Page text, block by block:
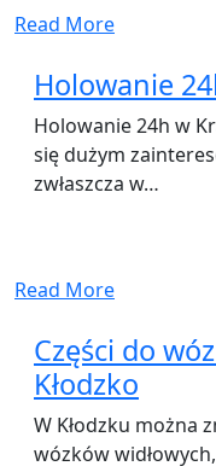
Read More
Holowanie
Holowanie 24h w
się dużym
zwłaszcza w…
Read More
Części do
Kłodzko
W Kłodzku można
wózków